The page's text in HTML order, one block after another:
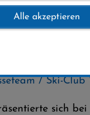
/ Ski-
sich bei
Alle akzeptieren